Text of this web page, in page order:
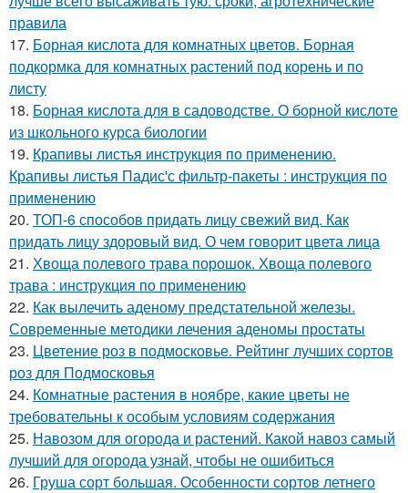
правила
17. Борная кислота для комнатных цветов. Борная
подкормка для комнатных растений под корень и по
листу
18. Борная кислота для в садоводстве. О борной кислоте
из школьного курса биологии
19. Крапивы листья инструкция по применению.
Крапивы листья Падис'с фильтр-пакеты : инструкция по
применению
20. ТОП-6 способов придать лицу свежий вид. Как
придать лицу здоровый вид. О чем говорит цвета лица
21. Хвоща полевого трава порошок. Хвоща полевого
трава : инструкция по применению
22. Как вылечить аденому предстательной железы.
Современные методики лечения аденомы простаты
23. Цветение роз в подмосковье. Рейтинг лучших сортов
роз для Подмосковья
24. Комнатные растения в ноябре, какие цветы не
требовательны к особым условиям содержания
25. Навозом для огорода и растений. Какой навоз самый
лучший для огорода узнай, чтобы не ошибиться
26. Груша сорт большая. Особенности сортов летнего